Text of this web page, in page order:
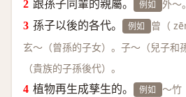
跟孫子同輩的親屬。 例如 外～
孫子以後的各代。 例如 曾（
玄～（曾孫的子女）。子～（兒子和
（貴族的子孫後代）。
植物再生成孳生的。 例如 ～竹